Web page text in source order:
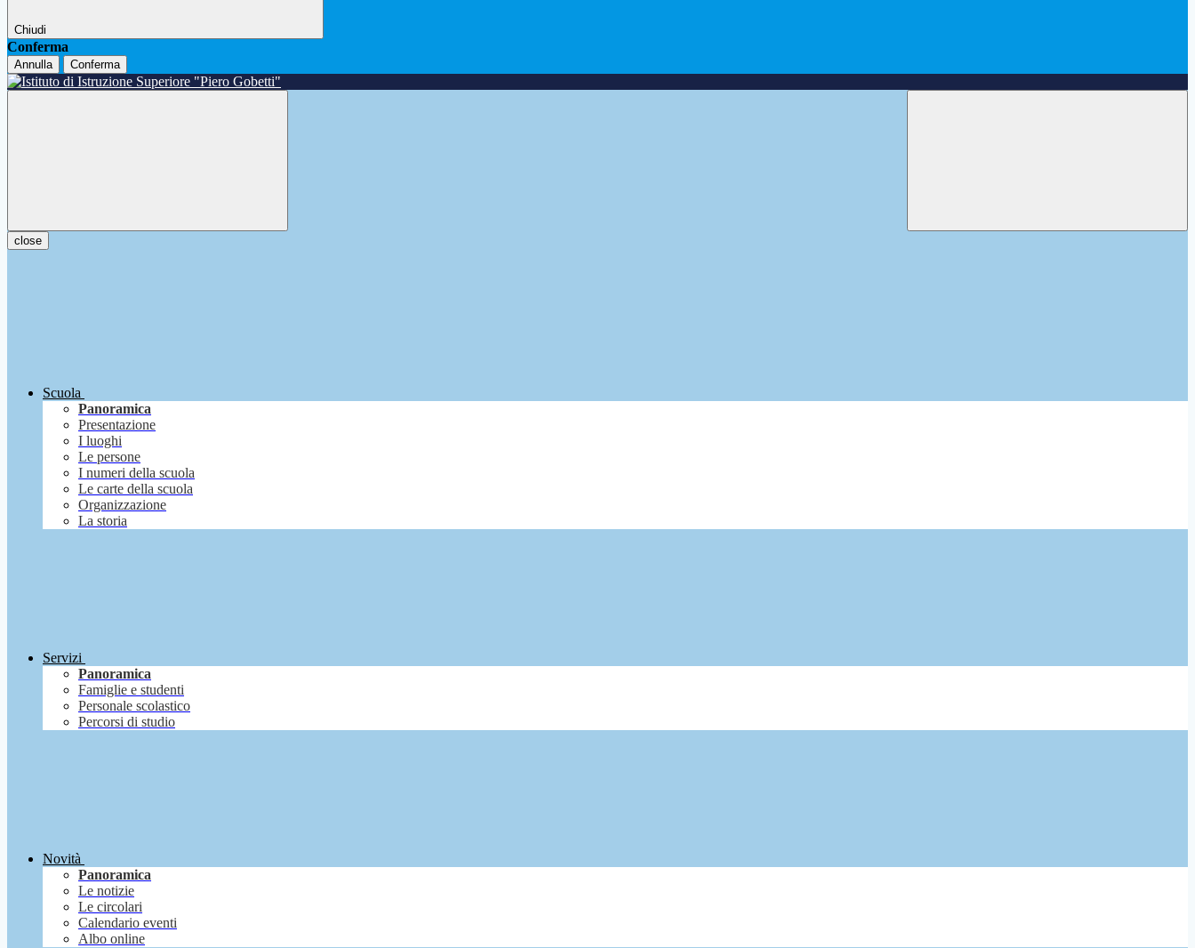
Chiudi
Conferma
Annulla Conferma
close
Scuola
Panoramica
Presentazione
I luoghi
Le persone
I numeri della scuola
Le carte della scuola
Organizzazione
La storia
Servizi
Panoramica
Famiglie e studenti
Personale scolastico
Percorsi di studio
Novità
Panoramica
Le notizie
Le circolari
Calendario eventi
Albo online